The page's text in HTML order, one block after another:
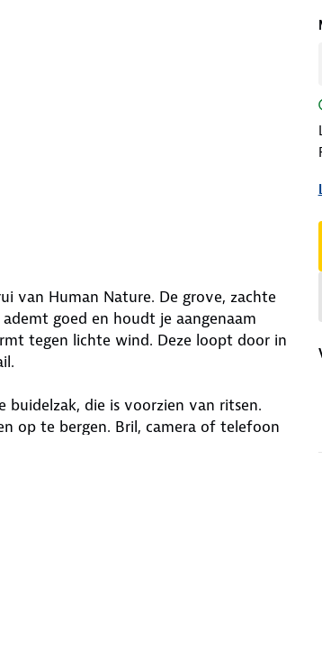
van Human Nature. De grove, zachte
goed en houdt je aangenaam
tegen lichte wind. Deze loopt door in
buidelzak, die is voorzien van ritsen.
op te bergen. Bril, camera of telefoon
winkels. Wij geven er een nieuwe